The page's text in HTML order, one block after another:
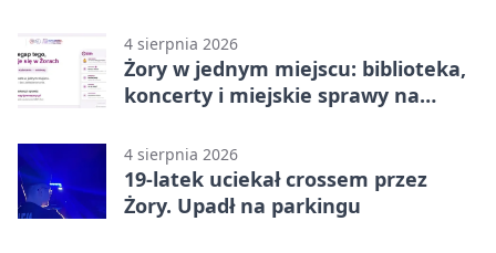
4 sierpnia 2026
Żory w jednym miejscu: biblioteka,
koncerty i miejskie sprawy na
4 sierpnia 2026
19-latek uciekał crossem przez
Żory. Upadł na parkingu